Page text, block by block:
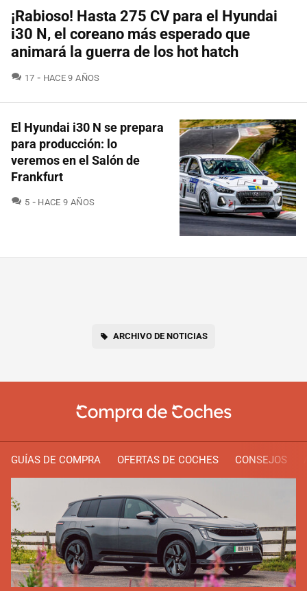
¡Rabioso! Hasta 275 CV para el Hyundai
i30 N, el coreano más esperado que
animará la guerra de los hot hatch
17 COMENTARIOS
HACE 9 AÑOS
El Hyundai i30 N se prepara
para producción: lo
veremos en el Salón de
Frankfurt
5 COMENTARIOS
HACE 9 AÑOS
ARCHIVO DE NOTICIAS
GUÍAS DE COMPRA OFERTAS DE COCHES CONSEJOS